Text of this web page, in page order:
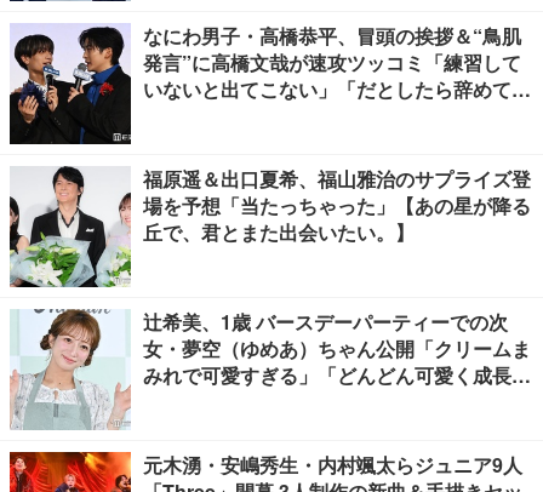
なにわ男子・高橋恭平、冒頭の挨拶＆“鳥肌
発言”に高橋文哉が速攻ツッコミ「練習して
いないと出てこない」「だとしたら辞めてく
福原遥＆出口夏希、福山雅治のサプライズ登
場を予想「当たっちゃった」【あの星が降る
丘で、君とまた出会いたい。】
辻希美、1歳 バースデーパーティーでの次
女・夢空（ゆめあ）ちゃん公開「クリームま
みれで可愛すぎる」「どんどん可愛く成長し
元木湧・安嶋秀生・内村颯太らジュニア9人